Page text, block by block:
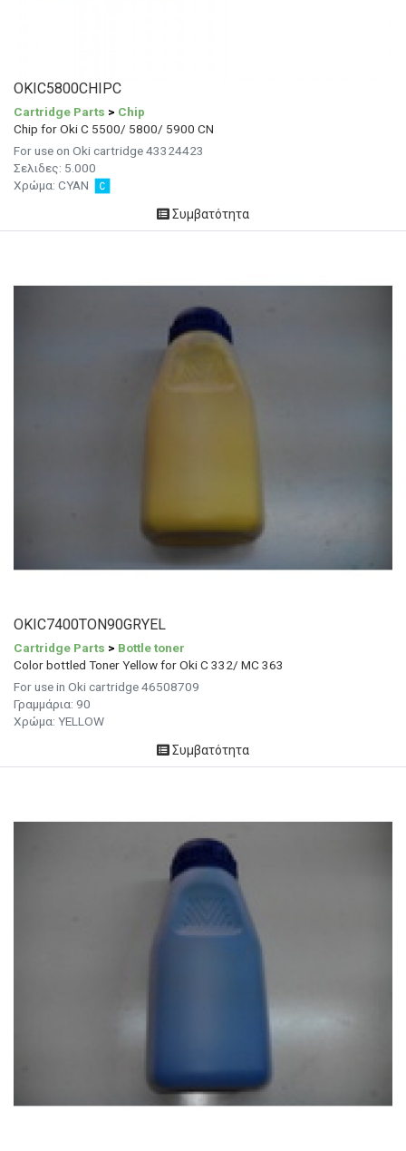
OKIC5800CHIPC
Cartridge Parts > Chip
Chip for Oki C 5500/ 5800/ 5900 CN
For use on Oki cartridge 43324423
Σελιδες: 5.000
Χρώμα: CYAN
Συμβατότητα
OKIC7400TON90GRYEL
Cartridge Parts > Bottle toner
Color bottled Toner Yellow for Oki C 332/ MC 363
For use in Oki cartridge 46508709
Γραμμάρια: 90
Χρώμα: YELLOW
Συμβατότητα